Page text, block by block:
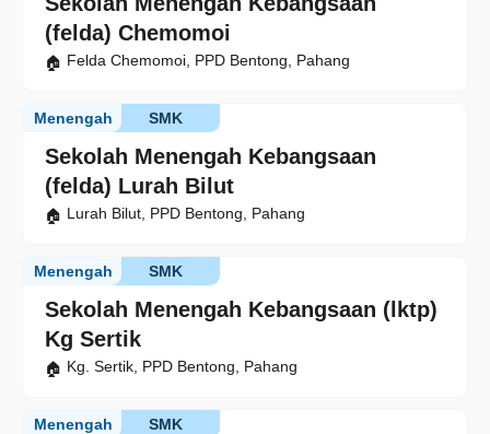
(felda) Chemomoi
Felda Chemomoi, PPD Bentong, Pahang
Sekolah Menengah Kebangsaan
(felda) Lurah Bilut
SMK
Menengah
Lurah Bilut, PPD Bentong, Pahang
Sekolah Menengah Kebangsaan (lktp)
Kg Sertik
SMK
Menengah
Kg. Sertik, PPD Bentong, Pahang
SMK
Menengah